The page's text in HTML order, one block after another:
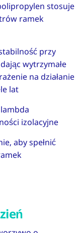
stosuje
ramek
przy
wytrzymałe
na działanie
lat
izolacyjne
aby spełnić